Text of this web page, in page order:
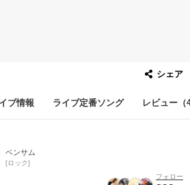
シェア
ブ情報 ライブ定番ソング レビュー（
ベンサム
ロック
フォロー